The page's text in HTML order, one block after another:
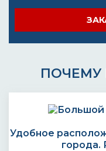
ПОЧЕМУ
Удобное
города.